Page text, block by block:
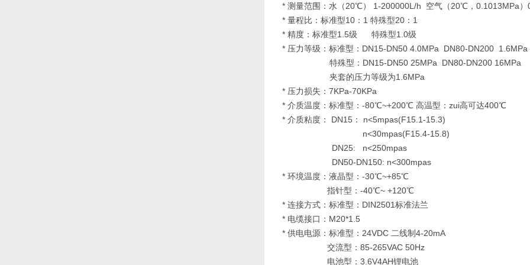
* 测量范围：水（20℃） 1-200000L/h 空气（20℃，0.1013MPa）
* 量程比：标准型10：1 特殊型20：1
* 精度：标准型1.5级 特殊型1.0级
* 压力等级：标准型：DN15-DN50 4.0MPa DN80-DN200 1.6MPa
特殊型：DN15-DN50 25MPa DN80-DN200 16MPa
夹套的压力等级为1.6MPa
* 压力损失：7KPa-70KPa
* 介质温度：标准型：-80℃~+200℃ 高温型：zui高可达400℃
* 介质粘度： DN15： n<5mpas(F15.1-15.3)
n<30mpas(F15.4-15.8)
DN25:
n<250mpas
DN50-DN150: n<300mpas
* 环境温度：液晶型：-30℃~+85℃
指针型：-40℃~ +120℃
* 连接方式：标准型：DIN2501标准法兰
* 电缆接口：M20*1.5
* 供电电源：标准型：24VDC 二线制4-20mA
交流型：85-265VAC 50Hz
电池型：3.6V4AH锂电池